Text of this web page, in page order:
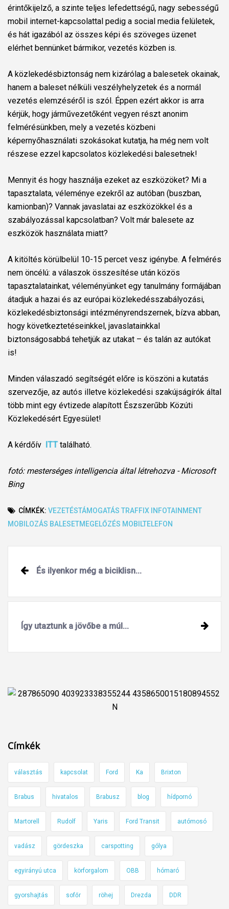
érintőkijelző, a szinte teljes lefedettségű, nagy sebességű
mobil internet-kapcsolattal pedig a social media felületek,
és hát igazából az összes képi és szöveges üzenet
elérhet bennünket bármikor, vezetés közben is.
A közlekedésbiztonság nem kizárólag a balesetek okainak,
hanem a baleset nélküli veszélyhelyzetek és a normál
vezetés elemzéséről is szól. Éppen ezért akkor is arra
kérjük, hogy járművezetőként vegyen részt anonim
felmérésünkben, mely a vezetés közbeni
képernyőhasználati szokásokat kutatja, ha még nem volt
részese ezzel kapcsolatos közlekedési balesetnek!
Mennyit és hogy használja ezeket az eszközöket? Mi a
tapasztalata, véleménye ezekről az autóban (buszban,
kamionban)? Vannak javaslatai az eszközökkel és a
szabályozással kapcsolatban? Volt már balesete az
eszközök használata miatt?
A kitöltés körülbelül 10-15 percet vesz igénybe. A felmérés
nem öncélú: a válaszok összesítése után közös
tapasztalatainkat, véleményünket egy tanulmány formájában
átadjuk a hazai és az európai közlekedésszabályozási,
közlekedésbiztonsági intézményrendszernek, bízva abban,
hogy következtetéseinkkel, javaslatainkkal
biztonságosabbá tehetjük az utakat – és talán az autókat
is!
Minden válaszadó segítségét előre is köszöni a kutatás
szervezője, az autós illetve közlekedési szakújságírók által
több mint egy évtizede alapított Észszerűbb Közúti
Közlekedésért Egyesület!
A kérdőív ITT található.
fotó: mesterséges intelligencia által létrehozva - Microsoft
Bing
CÍMKÉK: VEZETÉSTÁMOGATÁS TRAFFIX INFOTAINMENT
MOBILOZÁS BALESETMEGELŐZÉS MOBILTELEFON
Post
navigation
És ilyenkor még a biciklisn...
Így utaztunk a jövőbe a múl...
Címkék
választás kapcsolat Ford Ka Brixton
Brabus hivatalos Brabusz blog hídpornó
Martorell Rudolf Yaris Ford Transit autómosó
vadász gördeszka carspotting gólya
egyirányú utca körforgalom OBB hómaró
gyorshajtás sofőr röhej Drezda DDR